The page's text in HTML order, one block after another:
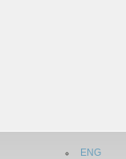
ENG